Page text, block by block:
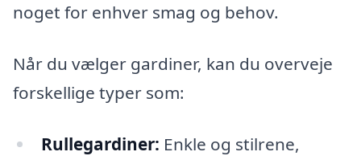
noget for enhver smag og behov.
Når du vælger gardiner, kan du overveje
forskellige typer som:
Rullegardiner: Enkle og stilrene,